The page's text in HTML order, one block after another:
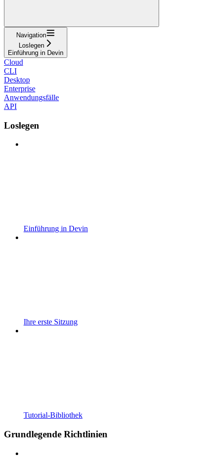
Navigation
Loslegen
Einführung in Devin
Cloud
CLI
Desktop
Enterprise
Anwendungsfälle
API
Loslegen
Einführung in Devin
Ihre erste Sitzung
Tutorial-Bibliothek
Grundlegende Richtlinien